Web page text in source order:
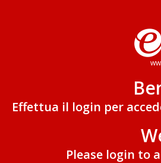
Effettua il login per
Please login to